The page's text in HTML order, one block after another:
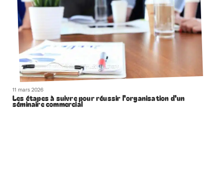
11 mars 2026
Les étapes à suivre pour réussir l’organisation d’un
séminaire commercial